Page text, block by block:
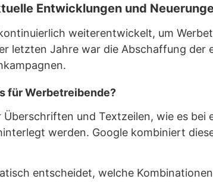
Entwicklungen und
weiterentwickelt, um
letzten Jahre war die Abschaffung der
für Werbetreibende?
und Textzeilen, wie es
werden. Google kombiniert
entscheidet, welche